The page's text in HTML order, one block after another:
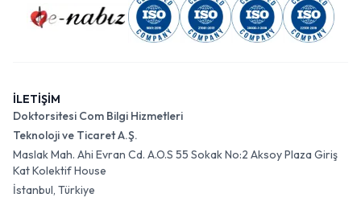
İLETİŞİM
Doktorsitesi Com Bilgi Hizmetleri
Teknoloji ve Ticaret A.Ş.
Maslak Mah. Ahi Evran Cd. A.O.S 55 Sokak No:2 Aksoy Plaza Giriş
Kat Kolektif House
İstanbul, Türkiye